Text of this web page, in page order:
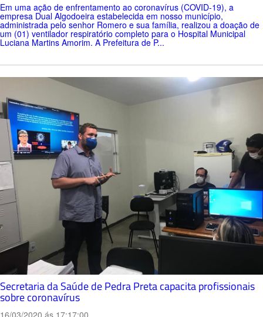
Em uma ação de enfrentamento ao coronavírus (COVID-19), a
empresa Dual Algodoeira estabelecida em nosso município,
administrada pelo senhor Romero e sua família, realizou a doação de
um (01) ventilador respiratório completo para o Hospital Municipal
Luciana Martins Amorim. A Prefeitura de P...
Secretaria da Saúde de Pedra Preta capacita profissionais
sobre coronavírus
16/03/2020 ás 17:17:00